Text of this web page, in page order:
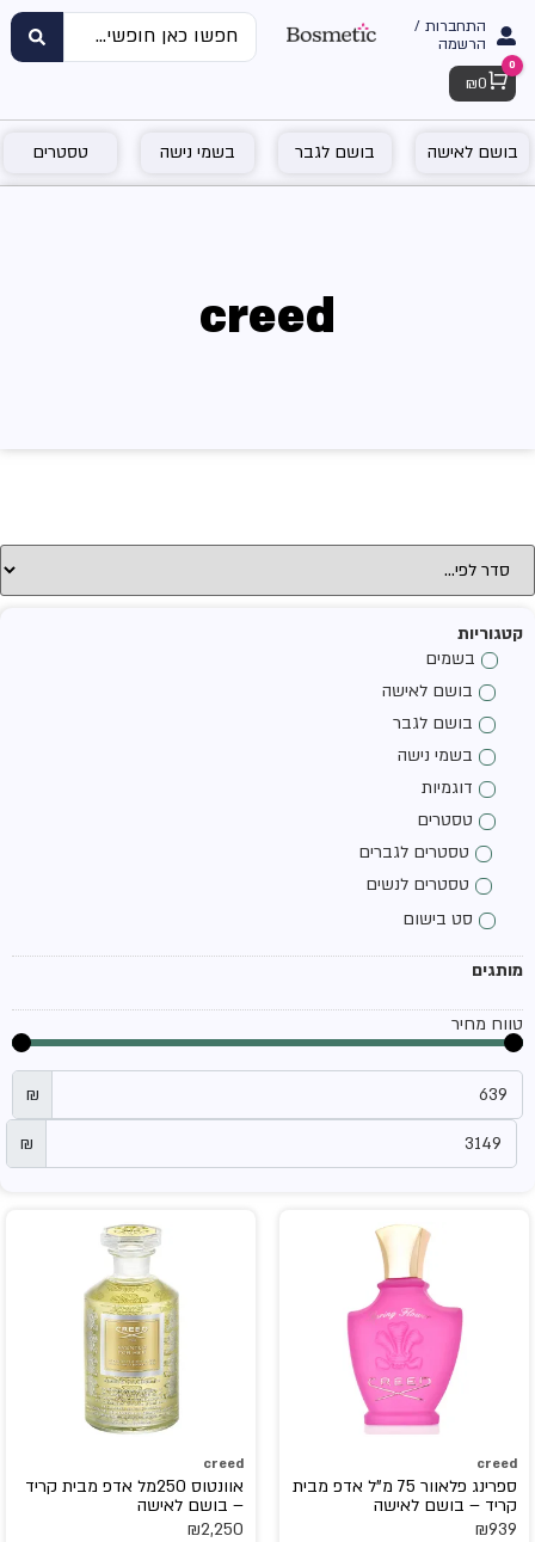
התחברות /
הרשמה
Cart
0
₪ 0
בושם לאישה בושם לגבר בשמי נישה טסטרים
creed
קטגוריות
בשמים
בושם לאישה
בושם לגבר
בשמי נישה
דוגמיות
טסטרים
טסטרים לגברים
טסטרים לנשים
סט בישום
מותגים
טווח מחיר
₪
₪
creed
ספרינג פלאוור 75 מ"ל אדפ מבית
קריד – בושם לאישה
₪939
creed
אוונטוס 250מל אדפ מבית קריד
– בושם לאישה
₪2,250